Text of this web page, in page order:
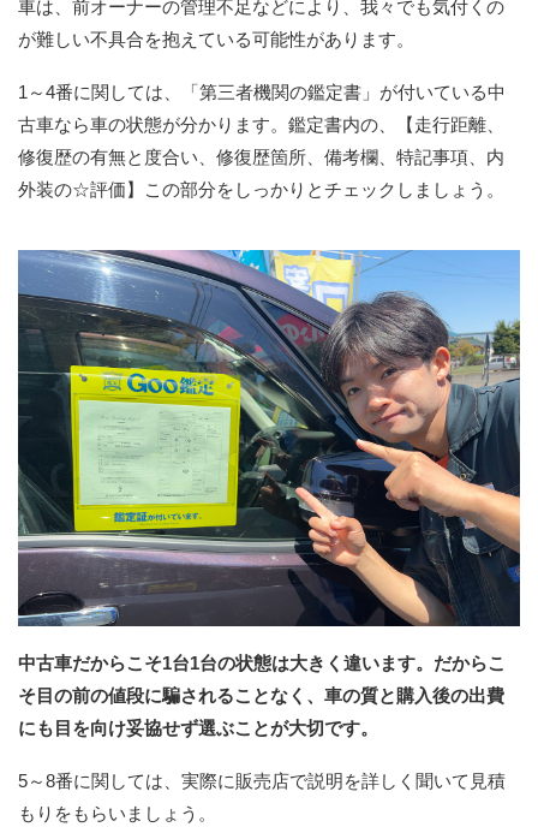
車は、前オーナーの管理不足などにより、我々でも気付くの
が難しい不具合を抱えている可能性があります。
1～4番に関しては、「第三者機関の鑑定書」が付いている中
古車なら車の状態が分かります。鑑定書内の、【走行距離、
修復歴の有無と度合い、修復歴箇所、備考欄、特記事項、内
外装の☆評価】この部分をしっかりとチェックしましょう。
中古車だからこそ1台1台の状態は大きく違います。だからこ
そ目の前の値段に騙されることなく、車の質と購入後の出費
にも目を向け妥協せず選ぶことが大切です。
5～8番に関しては、実際に販売店で説明を詳しく聞いて見積
もりをもらいましょう。